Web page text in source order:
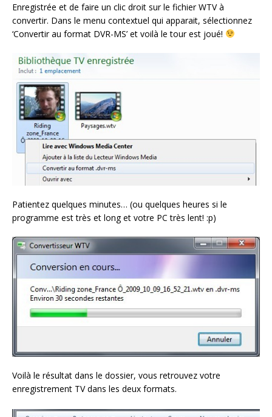
Enregistrée et de faire un clic droit sur le fichier WTV à
convertir. Dans le menu contextuel qui apparait, sélectionnez
‘Convertir au format DVR-MS’ et voilà le tour est joué!
Patientez quelques minutes… (ou quelques heures si le
programme est très et long et votre PC très lent! :p)
Voilà le résultat dans le dossier, vous retrouvez votre
enregistrement TV dans les deux formats.